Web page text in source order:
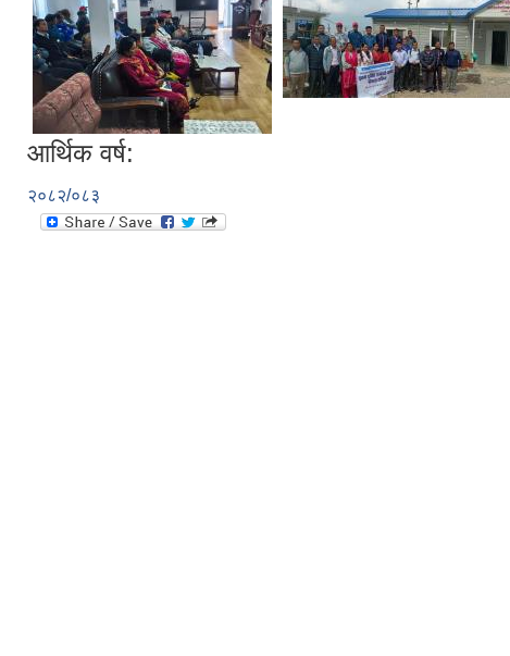
आर्थिक वर्ष:
२०८२/०८३